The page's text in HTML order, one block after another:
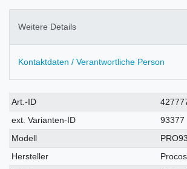
Weitere Details
Kontaktdaten / Verantwortliche Person
Technisches
Merkmal
Wert
Art.-ID
ext. Varianten-ID
93377
Modell
Hersteller